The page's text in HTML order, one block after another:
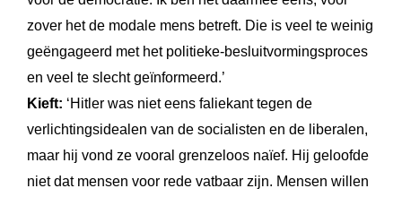
zover het de modale mens betreft. Die is veel te weinig
geëngageerd met het politieke-besluitvormingsproces
en veel te slecht geïnformeerd.’
Kieft: ‘Hitler was niet eens faliekant tegen de
verlichtingsidealen van de socialisten en de liberalen,
maar hij vond ze vooral grenzeloos naïef. Hij geloofde
niet dat mensen voor rede vatbaar zijn. Mensen willen